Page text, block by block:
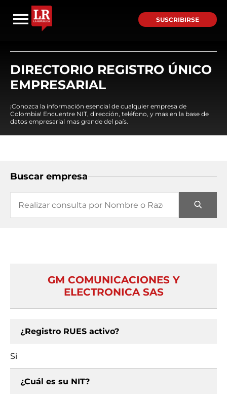
SUSCRIBIRSE
DIRECTORIO REGISTRO ÚNICO
EMPRESARIAL
¡Conozca la información esencial de cualquier empresa de
Colombia! Encuentre NIT, dirección, teléfono, y mas en la base de
datos empresarial mas grande del país.
Buscar empresa
GM COMUNICACIONES Y
ELECTRONICA SAS
¿Registro RUES activo?
Si
¿Cuál es su NIT?